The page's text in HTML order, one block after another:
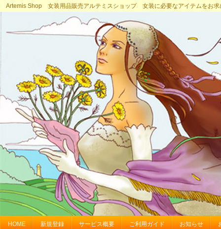
Artemis Shop 女装用品販売アルテミスショップ 女装に必要なアイテムをお求
HOME 新規登録 サービス概要 ご利用ガイド お知らせ